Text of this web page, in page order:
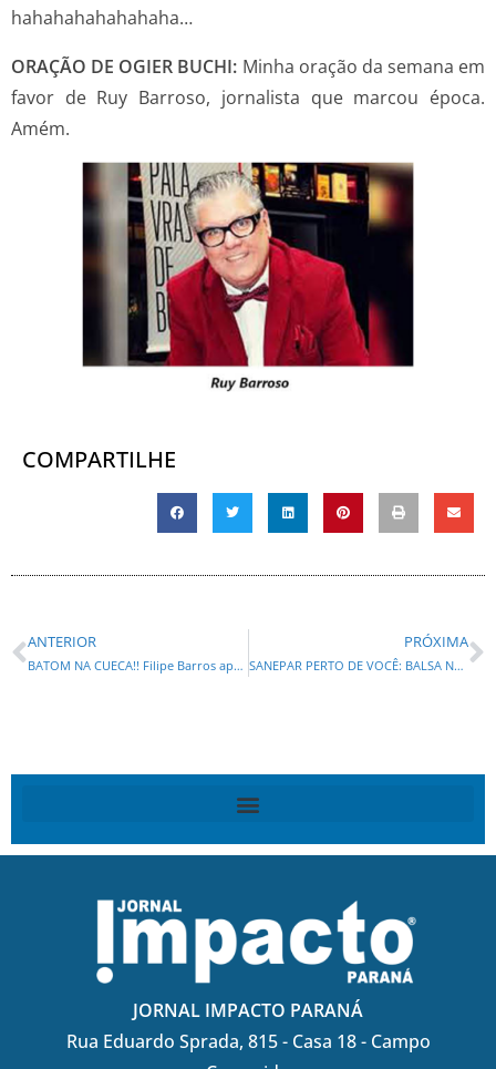
hahahahahahahaha…
ORAÇÃO DE OGIER BUCHI: Minha oração da semana em
favor de Ruy Barroso, jornalista que marcou época.
Amém.
COMPARTILHE
ANTERIOR
BATOM NA CUECA!! Filipe Barros apresentou mesmo projeto de Ciro Nogueira que favoreceria Banco Master e emite nota do desespero?
PRÓXIMA
SANEPAR PERTO DE VOCÊ: BALSA NOVA RECEBEU O PROGRAMA DE SUCESSO!
JORNAL IMPACTO PARANÁ
Rua Eduardo Sprada, 815 - Casa 18 - Campo